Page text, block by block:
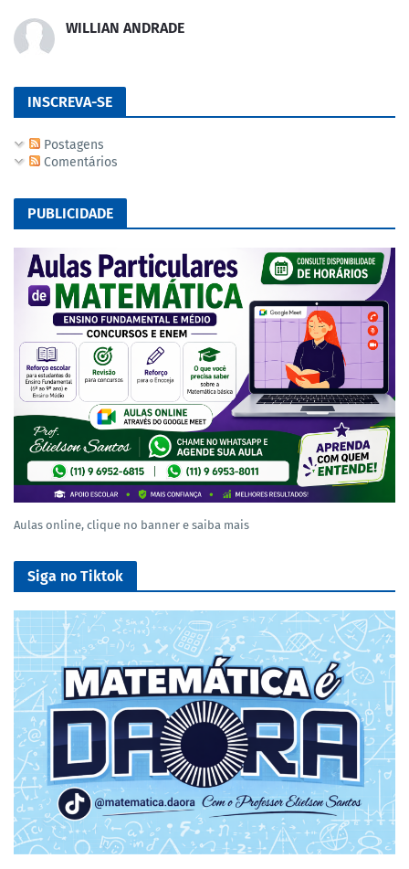
WILLIAN ANDRADE
INSCREVA-SE
Postagens
Comentários
PUBLICIDADE
Aulas online, clique no banner e saiba mais
Siga no Tiktok